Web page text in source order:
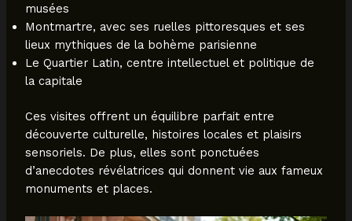
musées
Montmartre, avec ses ruelles pittoresques et ses
lieux mythiques de la bohème parisienne
Le Quartier Latin, centre intellectuel et politique de
la capitale
Ces visites offrent un équilibre parfait entre
découverte culturelle, histoires locales et plaisirs
sensoriels. De plus, elles sont ponctuées
d’anecdotes révélatrices qui donnent vie aux fameux
monuments et places.